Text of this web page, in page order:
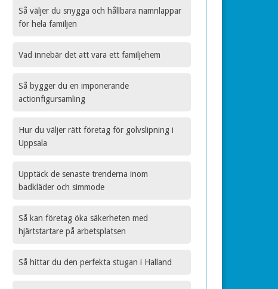
Så väljer du snygga och hållbara namnlappar
för hela familjen
Vad innebär det att vara ett familjehem
Så bygger du en imponerande
actionfigursamling
Hur du väljer rätt företag för golvslipning i
Uppsala
Upptäck de senaste trenderna inom
badkläder och simmode
Så kan företag öka säkerheten med
hjärtstartare på arbetsplatsen
Så hittar du den perfekta stugan i Halland